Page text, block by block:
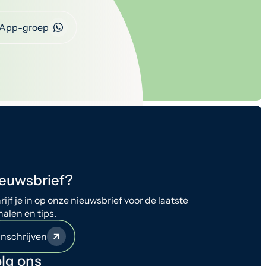
groep
je in op onze nieuwsbrief voor de laatste
en tips.
ons